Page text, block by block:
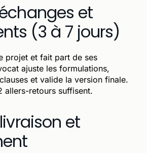
et
(3 à 7 jours)
projet et fait part de ses
ajuste les formulations,
et valide la version finale.
allers-retours suffisent.
et